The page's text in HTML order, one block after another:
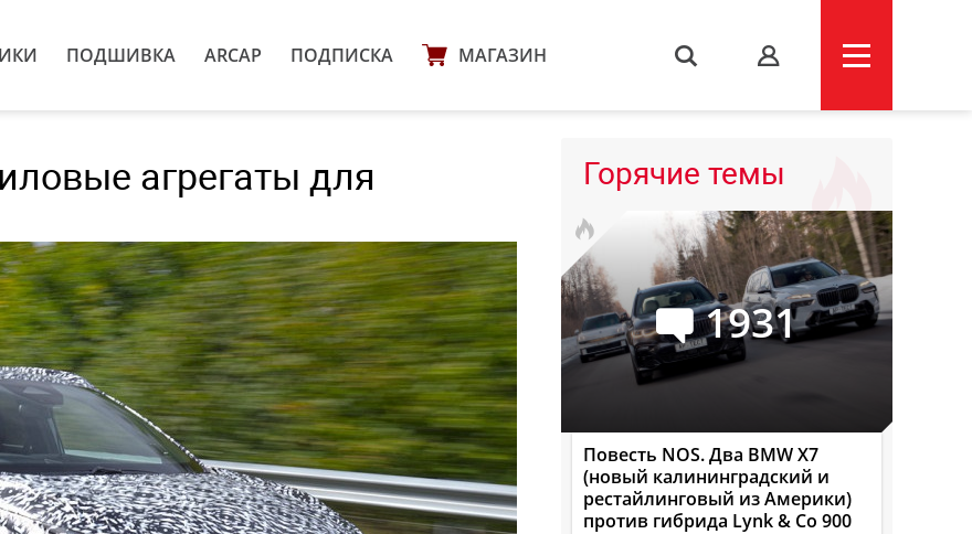
ПОДШИВКА ARCAP ПОДПИСКА МАГАЗИН s
агрегаты для Горячие темы
1931
Повесть NOS. Два BMW X7
(новый калининградский и
рестайлинговый из Америки)
против гибрида Lynk & Co 900